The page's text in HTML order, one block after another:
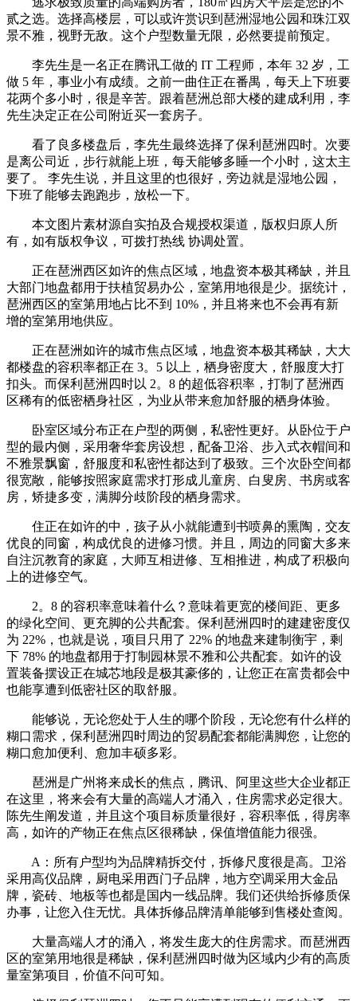
贰之选。选择高楼层，可以或许赏识到琶洲湿地公园和珠江双
景不雅，视野无敌。这个户型数量无限，必然要提前预定。
李先生是一名正在腾讯工做的 IT 工程师，本年 32 岁，工
做 5 年，事业小有成绩。之前一曲住正在番禺，每天上下班要
花两个多小时，很是辛苦。跟着琶洲总部大楼的建成利用，李
先生决定正在公司附近买一套房子。
看了良多楼盘后，李先生最终选择了保利琶洲四时。次要
是离公司近，步行就能上班，每天能够多睡一个小时，这太主
要了。 李先生说，并且这里的也很好，旁边就是湿地公园，
下班了能够去跑跑步，放松一下。
本文图片素材源自实拍及合规授权渠道，版权归原人所
有，如有版权争议，可拨打热线 协调处置。
正在琶洲西区如许的焦点区域，地盘资本极其稀缺，并且
大部门地盘都用于扶植贸易办公，室第用地很是少。据统计，
琶洲西区的室第用地占比不到 10%，并且将来也不会再有新
增的室第用地供应。
正在琶洲如许的城市焦点区域，地盘资本极其稀缺，大大
都楼盘的容积率都正在 3。5 以上，栖身密度大，舒服度大打
扣头。而保利琶洲四时以 2。8 的超低容积率，打制了琶洲西
区稀有的低密栖身社区，为业从带来愈加舒服的栖身体验。
卧室区域分布正在户型的两侧，私密性更好。从卧位于户
型的最内侧，采用奢华套房设想，配备卫浴、步入式衣帽间和
不雅景飘窗，舒服度和私密性都达到了极致。三个次卧空间都
很宽敞，能够按照家庭需求打形成儿童房、白叟房、书房或客
房，矫捷多变，满脚分歧阶段的栖身需求。
住正在如许的中，孩子从小就能遭到书喷鼻的熏陶，交友
优良的同窗，构成优良的进修习惯。并且，周边的同窗大多来
自注沉教育的家庭，大师互相进修、互相推进，构成了积极向
上的进修空气。
2。8 的容积率意味着什么？意味着更宽的楼间距、更多
的绿化空间、更充脚的公共配套。保利琶洲四时的建建密度仅
为 22%，也就是说，项目只用了 22% 的地盘来建制衡宇，剩
下 78% 的地盘都用于打制园林景不雅和公共配套。如许的设
置装备摆设正在城芯地段是极其豪侈的，让您正在富贵都会中
也能享遭到低密社区的取舒服。
能够说，无论您处于人生的哪个阶段，无论您有什么样的
糊口需求，保利琶洲四时周边的贸易配套都能满脚您，让您的
糊口愈加便利、愈加丰硕多彩。
琶洲是广州将来成长的焦点，腾讯、阿里这些大企业都正
在这里，将来会有大量的高端人才涌入，住房需求必定很大。
陈先生阐发道，并且这个项目标质量很好，容积率低，得房率
高，如许的产物正在焦点区很稀缺，保值增值能力很强。
A：所有户型均为品牌精拆交付，拆修尺度很是高。卫浴
采用高仪品牌，厨电采用西门子品牌，地方空调采用大金品
牌，瓷砖、地板等也都是国内一线品牌。我们还供给拆修质保
办事，让您入住无忧。具体拆修品牌清单能够到售楼处查阅。
大量高端人才的涌入，将发生庞大的住房需求。而琶洲西
区的室第用地很是稀缺，保利琶洲四时做为区域内少有的高质
量室第项目，价值不问可知。